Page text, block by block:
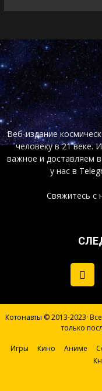
Веб-издание
человеку в 21 веке.
важное и доставляем
у нас в
Свяжитесь с
Котонавты © 2013-2023·
только
Игры Кино Аниме